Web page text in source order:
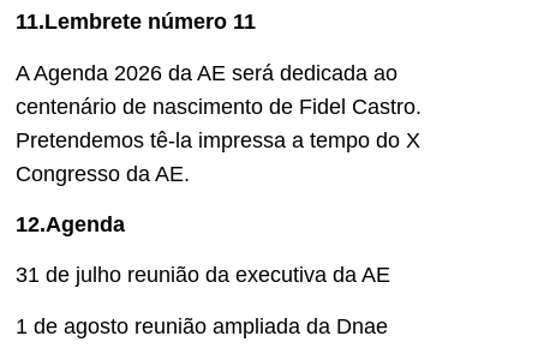
11.Lembrete número 11
A Agenda 2026 da AE será dedicada ao
centenário de nascimento de Fidel Castro.
Pretendemos tê-la impressa a tempo do X
Congresso da AE.
12.Agenda
31 de julho reunião da executiva da AE
1 de agosto reunião ampliada da Dnae